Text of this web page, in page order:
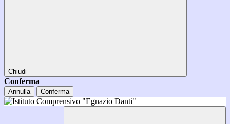
Chiudi
Conferma
Annulla Conferma